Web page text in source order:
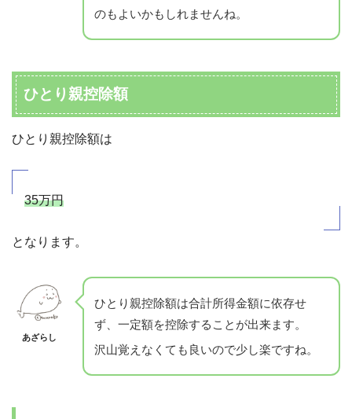
のもよいかもしれませんね。
ひとり親控除額
ひとり親控除額は
35万円
となります。
あざらし
ひとり親控除額は合計所得金額に依存せ
ず、一定額を控除することが出来ます。
沢山覚えなくても良いので少し楽ですね。